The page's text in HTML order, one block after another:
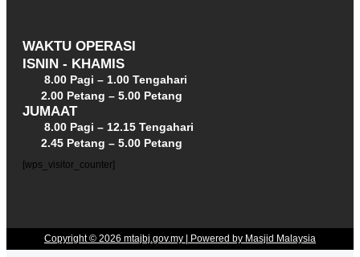
WAKTU OPERASI
ISNIN - KHAMIS
8.00 Pagi – 1.00 Tengahari
2.00 Petang – 5.00 Petang
JUMAAT
8.00 Pagi – 12.15 Tengahari
2.45 Petang – 5.00 Petang
[wps_visitor_counter]
Copyright © 2026 mtajbj.gov.my | Powered by Masjid Malaysia